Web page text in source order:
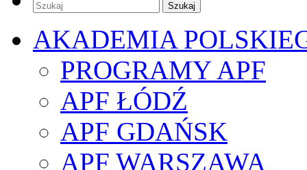
AKADEMIA
PROGRAMY APF
APF ŁÓDŹ
APF GDAŃSK
APF WARSZAWA